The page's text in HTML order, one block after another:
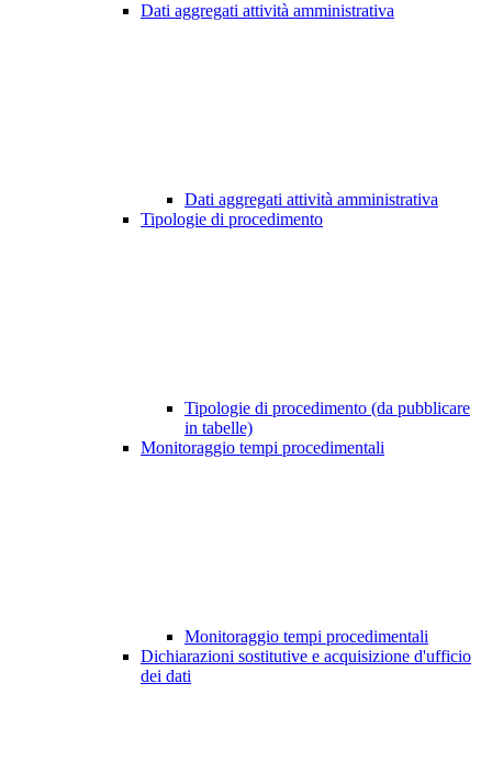
Dati aggregati attività amministrativa
Dati aggregati attività amministrativa
Tipologie di procedimento
Tipologie di procedimento (da pubblicare
in tabelle)
Monitoraggio tempi procedimentali
Monitoraggio tempi procedimentali
Dichiarazioni sostitutive e acquisizione d'ufficio
dei dati